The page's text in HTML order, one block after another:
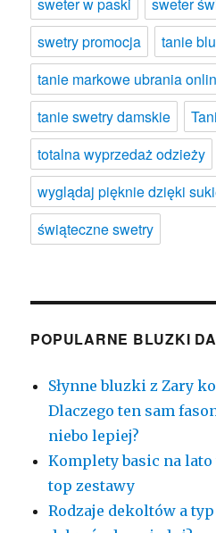
swetry promocja
tanie
tanie markowe ubrania
tanie swetry damskie
totalna wyprzedaż odzieży
wyglądaj pięknie dzięki
świąteczne swetry
POPULARNE BLUZKI
Słynne bluzki z Zary
Dlaczego ten sam
niebo lepiej?
Komplety basic na
top zestawy
Rodzaje dekoltów a